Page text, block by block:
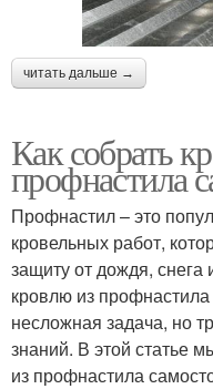
читать дальше →
Как собрать
профнастила
Профнастил – это
кровельных работ,
защиту от дождя,
кровлю из профнастила
несложная задача, но
знаний. В этой статье
из профнастила